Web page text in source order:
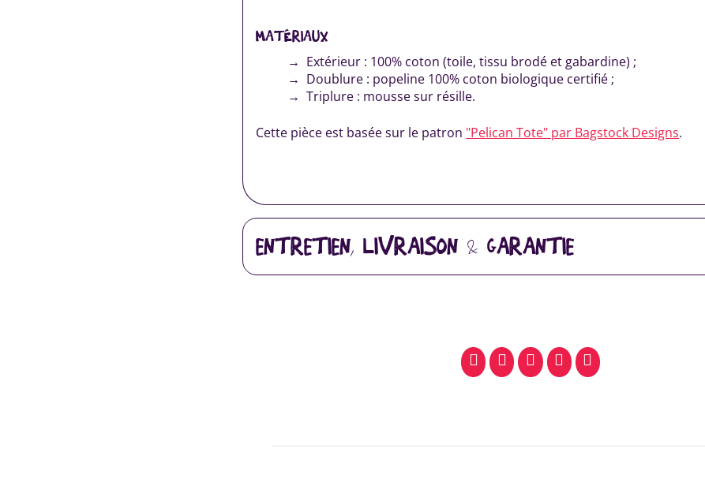
MATÉRIAUX
Extérieur : 100% coton (toile, tissu brodé et gabardine) ;
Doublure : popeline 100% coton biologique certifié ;
Triplure : mousse sur résille.
Cette pièce est basée sur le patron "Pelican Tote" par Bagstock Designs.
ENTRETIEN, LIVRAISON & GARANTIE
facebookpinterestwhatsapp
SMS email